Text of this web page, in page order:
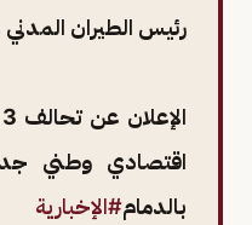
رئيس الطيران المدني
اقتصادي وطني
بالدمام#الإخبارية